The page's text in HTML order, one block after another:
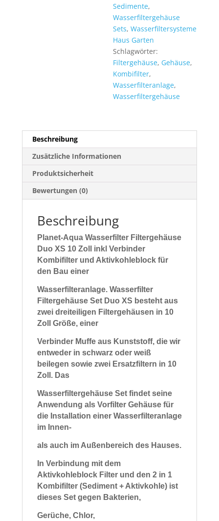
Sedimente,
Wasserfiltergehäuse
Sets,Wasserfiltersysteme
Haus Garten
Schlagwörter:
Filtergehäuse, Gehäuse,
Kombifilter,
Wasserfilteranlage,
Wasserfiltergehäuse
Beschreibung
Zusätzliche Informationen
Produktsicherheit
Bewertungen (0)
Beschreibung
Planet-Aqua Wasserfilter Filtergehäuse
Duo XS 10 Zoll inkl Verbinder
Kombifilter und Aktivkohleblock für
den Bau einer
Wasserfilteranlage. Wasserfilter
Filtergehäuse Set Duo XS besteht aus
zwei dreiteiligen Filtergehäusen in 10
Zoll Größe, einer
Verbinder Muffe aus Kunststoff, die wir
entweder in schwarz oder weiß
beilegen sowie zwei Ersatzfiltern in 10
Zoll. Das
Wasserfiltergehäuse Set findet seine
Anwendung als Vorfilter Gehäuse für
die Installation einer Wasserfilteranlage
im Innen-
als auch im Außenbereich des Hauses.
In Verbindung mit dem
Aktivkohleblock Filter und den 2 in 1
Kombifilter (Sediment + Aktivkohle) ist
dieses Set gegen Bakterien,
Gerüche, Chlor,